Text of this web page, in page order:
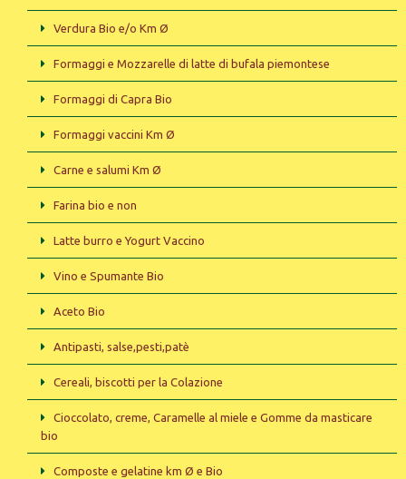
Verdura Bio e/o Km Ø
Formaggi e Mozzarelle di latte di bufala piemontese
Formaggi di Capra Bio
Formaggi vaccini Km Ø
Carne e salumi Km Ø
Farina bio e non
Latte burro e Yogurt Vaccino
Vino e Spumante Bio
Aceto Bio
Antipasti, salse,pesti,patè
Cereali, biscotti per la Colazione
Cioccolato, creme, Caramelle al miele e Gomme da masticare
bio
Composte e gelatine km Ø e Bio